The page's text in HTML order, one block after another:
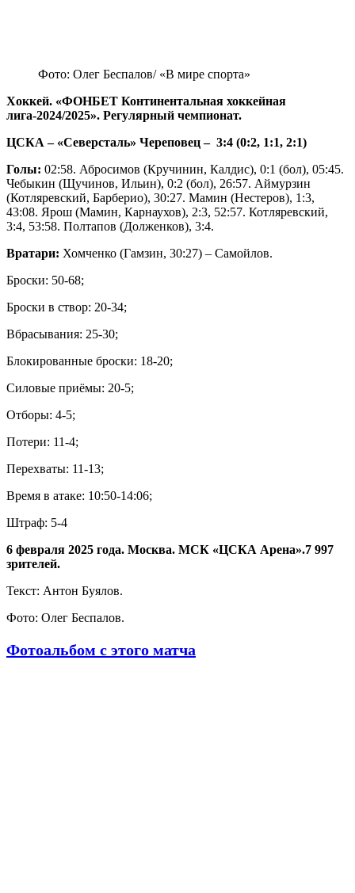
Фото: Олег Беспалов/ «В мире спорта»
Хоккей. «ФОНБЕТ Континентальная хоккейная
лига-2024/2025». Регулярный чемпионат.
ЦСКА – «Северсталь» Череповец – 3:4 (0:2, 1:1, 2:1)
Голы: 02:58. Абросимов (Кручинин, Калдис), 0:1 (бол), 05:45.
Чебыкин (Щучинов, Ильин), 0:2 (бол), 26:57. Аймурзин
(Котляревский, Барберио), 30:27. Мамин (Нестеров), 1:3,
43:08. Ярош (Мамин, Карнаухов), 2:3, 52:57. Котляревский,
3:4, 53:58. Полтапов (Долженков), 3:4.
Вратари: Хомченко (Гамзин, 30:27) – Самойлов.
Броски: 50-68;
Броски в створ: 20-34;
Вбрасывания: 25-30;
Блокированные броски: 18-20;
Силовые приёмы: 20-5;
Отборы: 4-5;
Потери: 11-4;
Перехваты: 11-13;
Время в атаке: 10:50-14:06;
Штраф: 5-4
6 февраля 2025 года. Москва. МСК «ЦСКА Арена».7 997
зрителей.
Текст: Антон Буялов.
Фото: Олег Беспалов.
Фотоальбом с этого матча